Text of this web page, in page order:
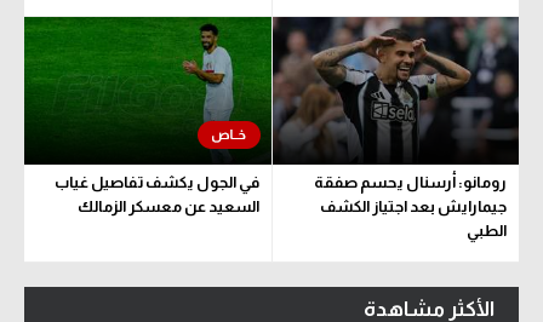
رومانو: أرسنال يحسم صفقة
جيمارايش بعد اجتياز الكشف
الطبي
في الجول يكشف تفاصيل غياب
السعيد عن معسكر الزمالك
الأكثر مشاهدة